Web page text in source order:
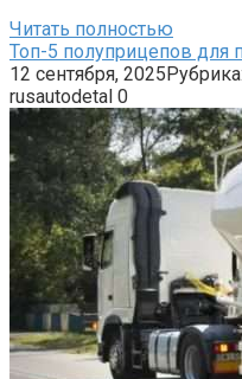
Читать полностью
Топ-5 полуприцепов для
12 сентября, 2025Рубрика:
rusautodetal 0